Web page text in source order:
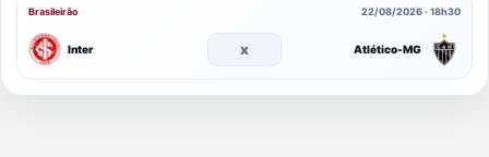
Brasileirão 22/08/2026 · 18h30
Inter x Atlético-MG